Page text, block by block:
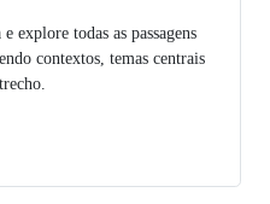
explore todas as passagens
contextos, temas centrais